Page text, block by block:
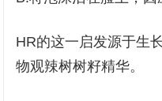
HR的这一启发源于生
物观辣树树籽精华。